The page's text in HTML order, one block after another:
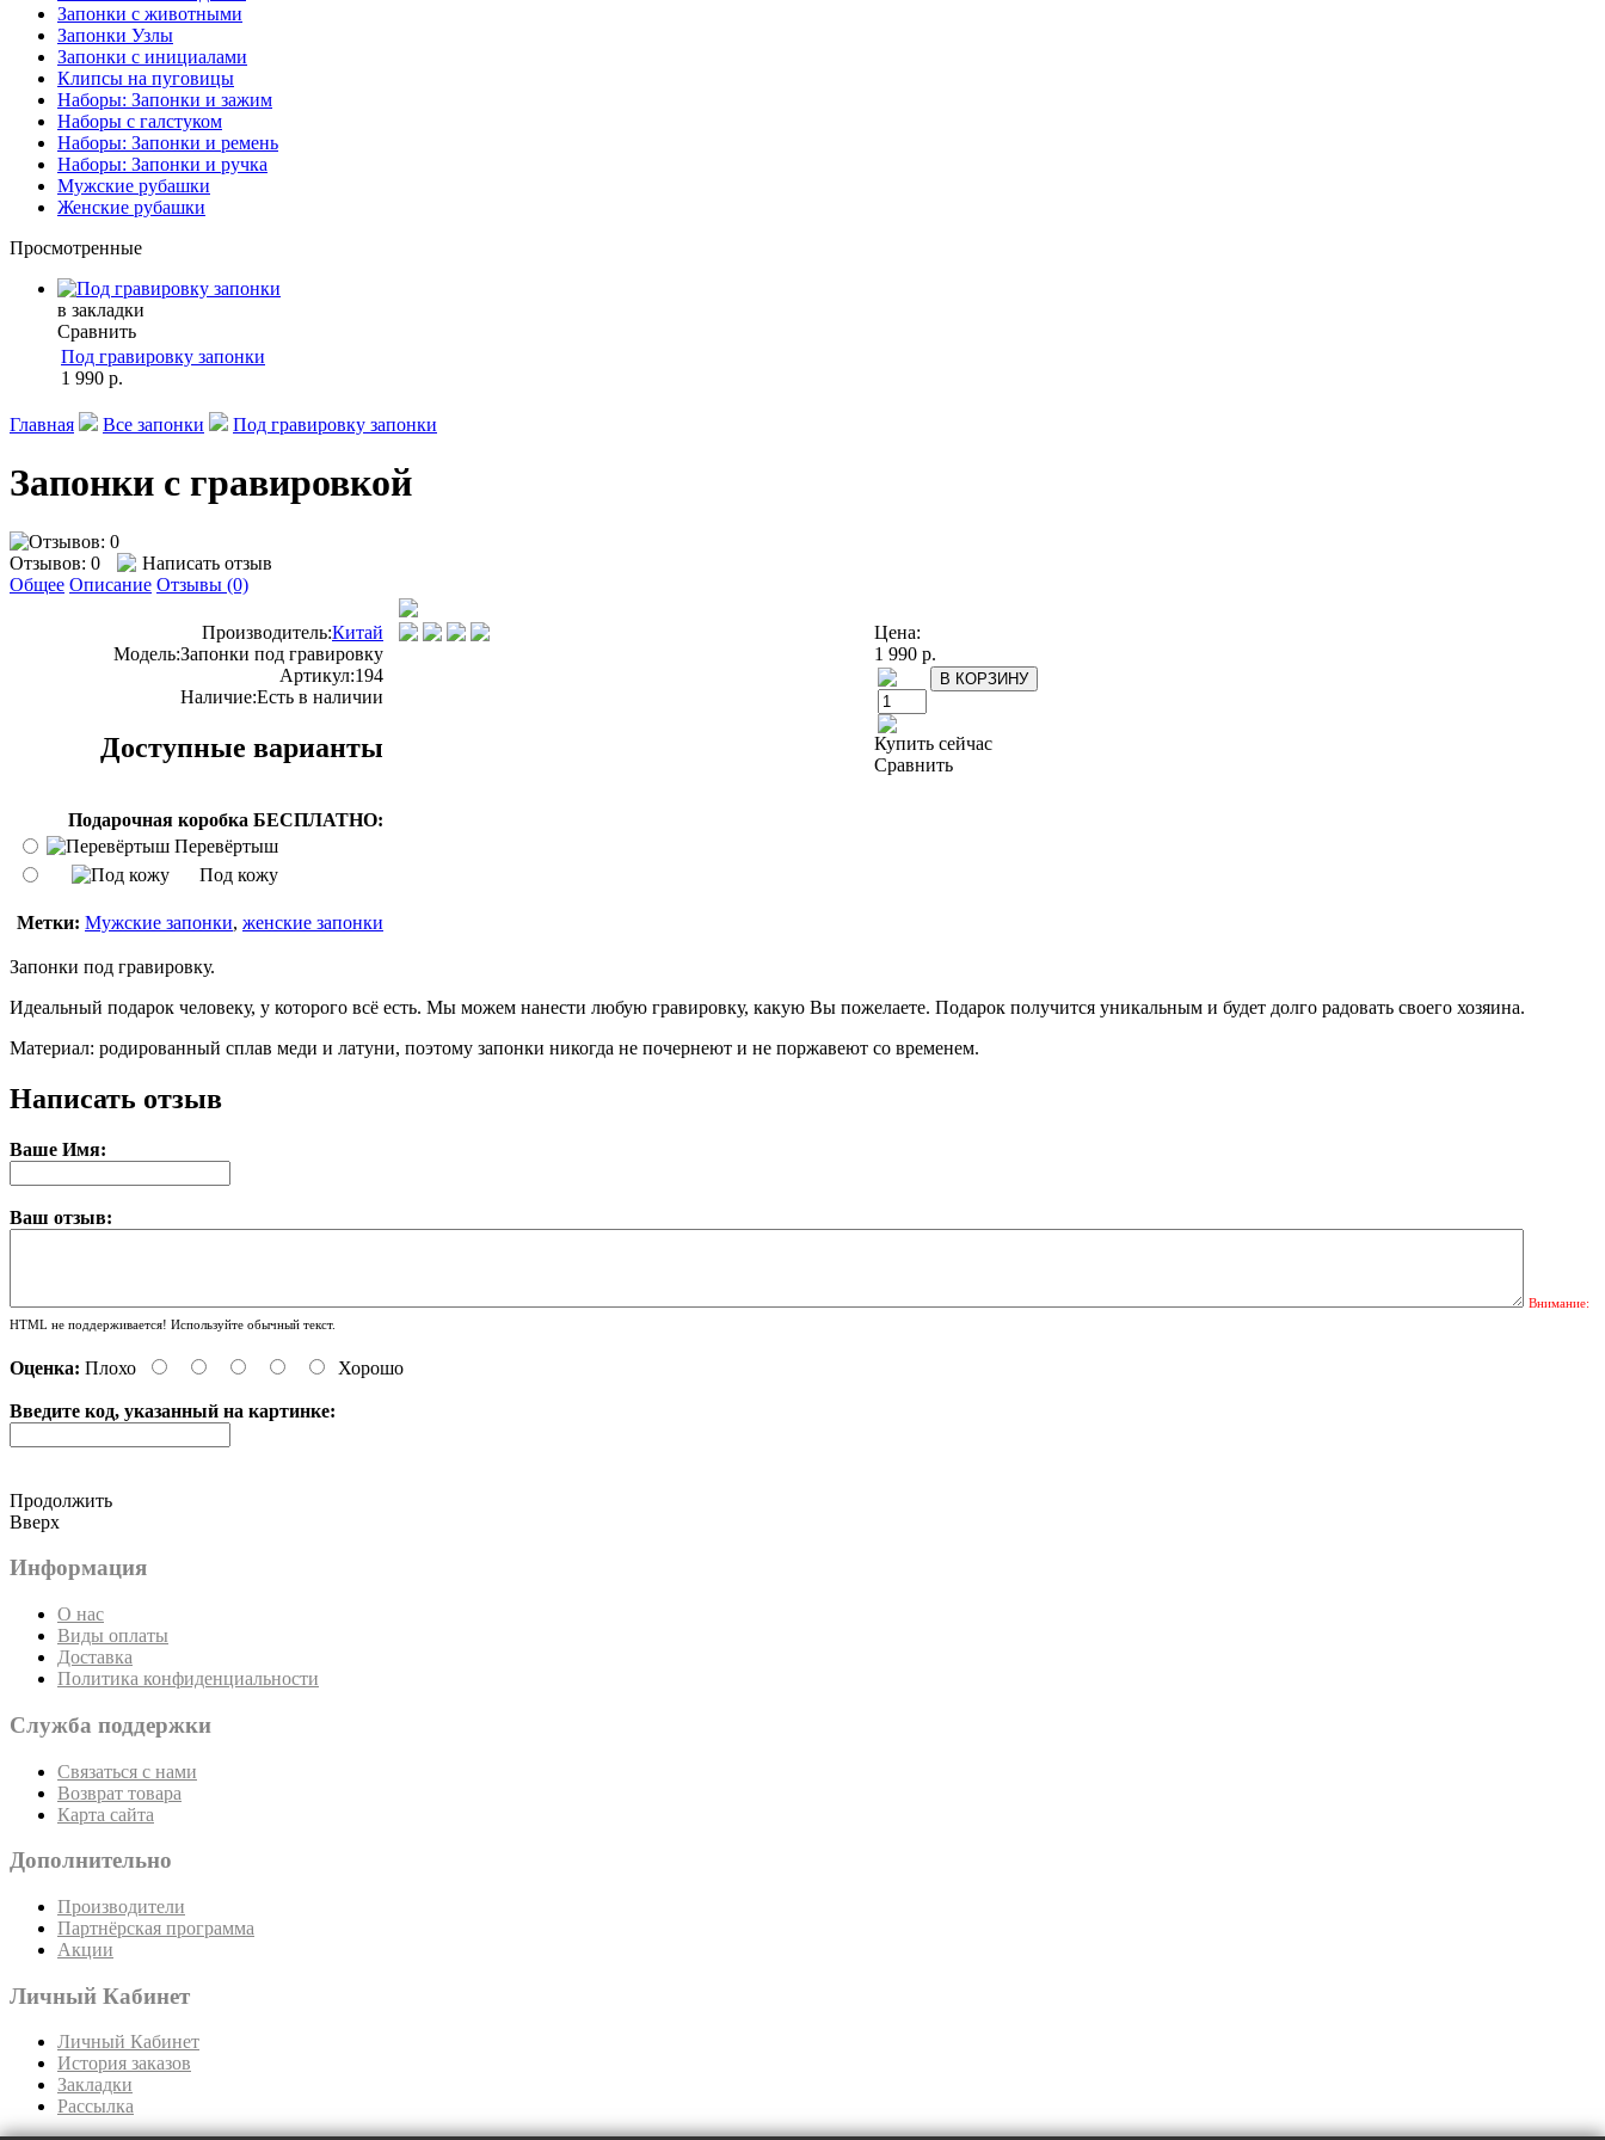
Запонки с животными
Запонки Узлы
Запонки с инициалами
Клипсы на пуговицы
Наборы: Запонки и зажим
Наборы с галстуком
Наборы: Запонки и ремень
Наборы: Запонки и ручка
Мужские рубашки
Женские рубашки
Просмотренные
в закладки
Сравнить
Под гравировку запонки
1 990 р.
Главная Все запонки Под гравировку запонки
Запонки с гравировкой
Отзывов: 0
Написать отзыв
Общее Описание Отзывы (0)
Производитель:Китай
Модель:Запонки под гравировку
Артикул:194
Наличие:Есть в наличии
Доступные варианты
Подарочная коробка БЕСПЛАТНО:
Перевёртыш
Под кожу
Метки: Мужские запонки, женские запонки
Цена:
1 990 р.
Купить сейчас
Сравнить
Запонки под гравировку.
Идеальный подарок человеку, у которого всё есть. Мы можем нанести любую гравировку, какую Вы пожелаете. Подарок получится уникальным и будет долго радовать своего хозяина.
Материал: родированный сплав меди и латуни, поэтому запонки никогда не почернеют и не поржавеют со временем.
Написать отзыв
Ваше Имя:
Ваш отзыв:
Внимание:
HTML не поддерживается! Используйте обычный текст.
Оценка: Плохо Хорошо
Введите код, указанный на картинке:
Продолжить
Вверх
Информация
О нас
Виды оплаты
Доставка
Политика конфиденциальности
Служба поддержки
Связаться с нами
Возврат товара
Карта сайта
Дополнительно
Производители
Партнёрская программа
Акции
Личный Кабинет
Личный Кабинет
История заказов
Закладки
Рассылка